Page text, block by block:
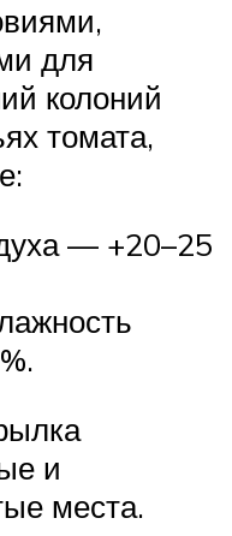
для
колоний
томата,
— +20–25
и
места.